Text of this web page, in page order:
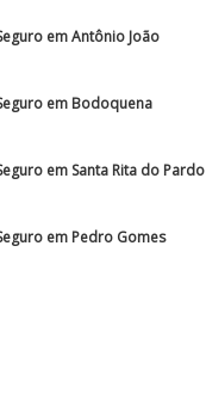
em Antônio João
em Bodoquena
em Santa Rita do Pardo
em Pedro Gomes